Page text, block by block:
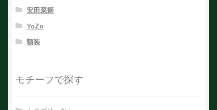
安田菜摘
YoZo
額装
モチーフで探す